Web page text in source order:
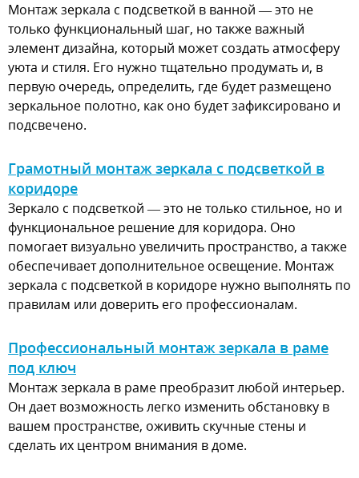
Монтаж зеркала с подсветкой в ванной — это не
только функциональный шаг, но также важный
элемент дизайна, который может создать атмосферу
уюта и стиля. Его нужно тщательно продумать и, в
первую очередь, определить, где будет размещено
зеркальное полотно, как оно будет зафиксировано и
подсвечено.
Грамотный монтаж зеркала с подсветкой в
коридоре
Зеркало с подсветкой — это не только стильное, но и
функциональное решение для коридора. Оно
помогает визуально увеличить пространство, а также
обеспечивает дополнительное освещение. Монтаж
зеркала с подсветкой в коридоре нужно выполнять по
правилам или доверить его профессионалам.
Профессиональный монтаж зеркала в раме
под ключ
Монтаж зеркала в раме преобразит любой интерьер.
Он дает возможность легко изменить обстановку в
вашем пространстве, оживить скучные стены и
сделать их центром внимания в доме.